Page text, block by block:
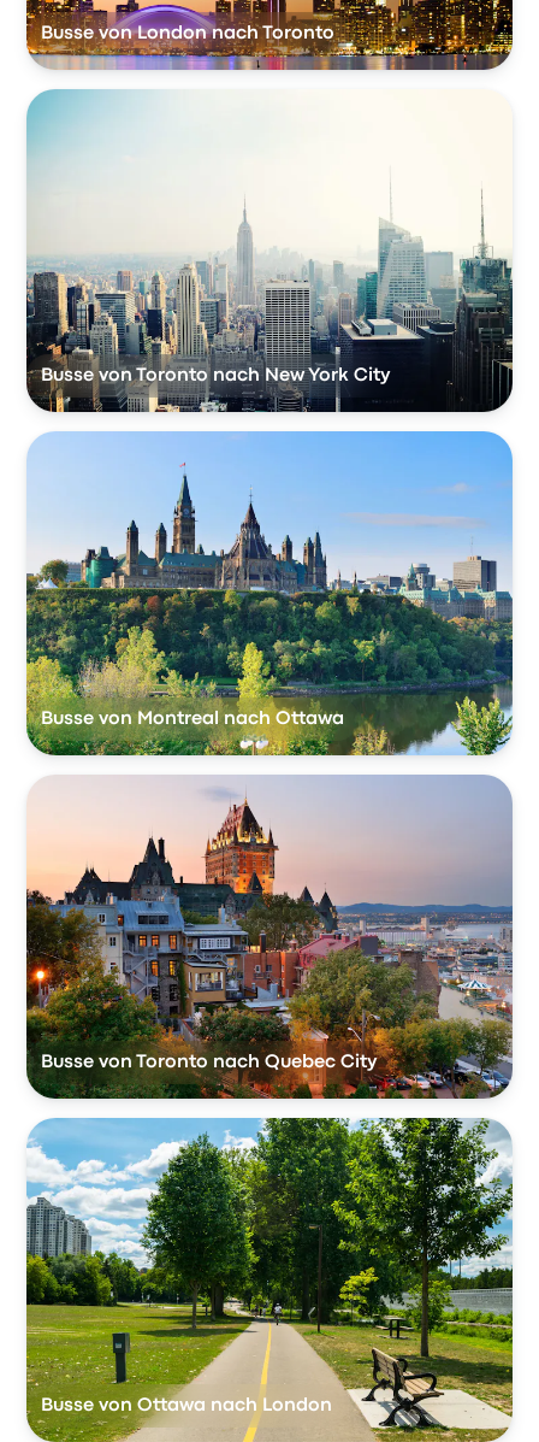
Busse von London nach Toronto
Busse von Toronto nach New York City
Busse von Montreal nach Ottawa
Busse von Toronto nach Quebec City
Busse von Ottawa nach London